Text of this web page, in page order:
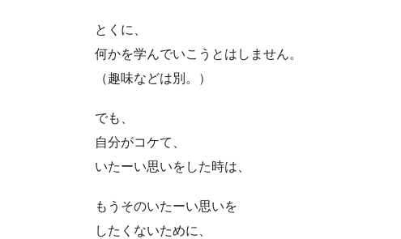
とくに、
何かを学んでいこうとはしません。
（趣味などは別。）
でも、
自分がコケて、
いたーい思いをした時は、
もうそのいたーい思いを
したくないために、